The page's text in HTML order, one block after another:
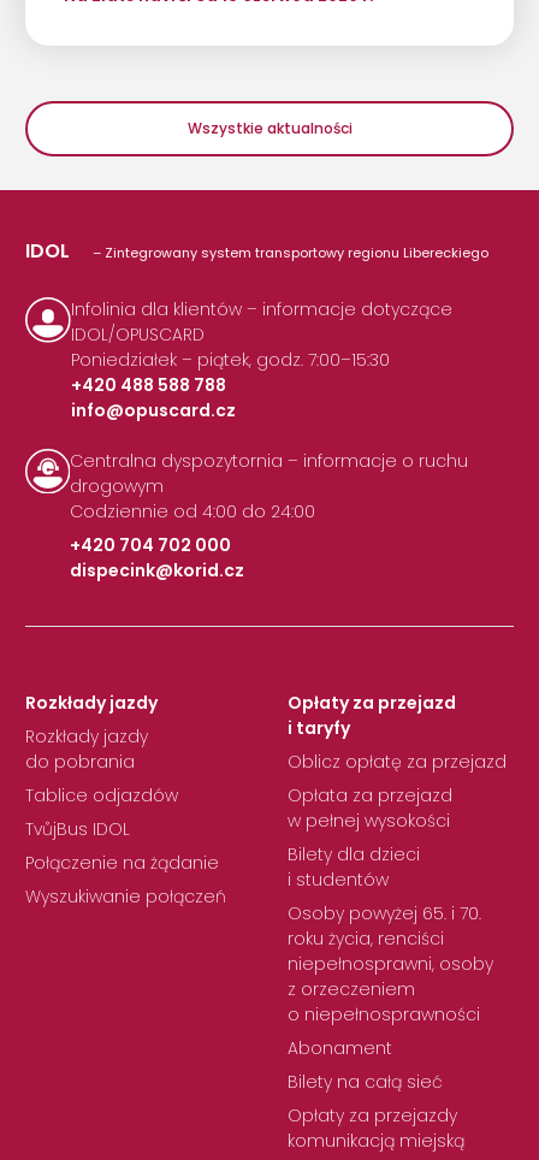
Wszystkie aktualności
IDOL – Zintegrowany system transportowy regionu Libereckiego
Infolinia dla klientów – informacje dotyczące
IDOL/OPUSCARD
Poniedziałek – piątek, godz. 7:00–15:30
+420 488 588 788
|
info@opuscard.cz
Centralna dyspozytornia – informacje o ruchu
drogowym
Codziennie od 4:00 do 24:00
+420 704 702 000
|
dispecink@korid.cz
Rozkłady jazdy
Rozkłady jazdy
do pobrania
Tablice odjazdów
TvůjBus IDOL
Połączenie na żądanie
Wyszukiwanie połączeń
Opłaty za przejazd
i taryfy
Oblicz opłatę za przejazd
Opłata za przejazd
w pełnej wysokości
Bilety dla dzieci
i studentów
Osoby powyżej 65. i 70.
roku życia, renciści
niepełnosprawni, osoby
z orzeczeniem
o niepełnosprawności
Abonament
Bilety na całą sieć
Opłaty za przejazdy
komunikacją miejską